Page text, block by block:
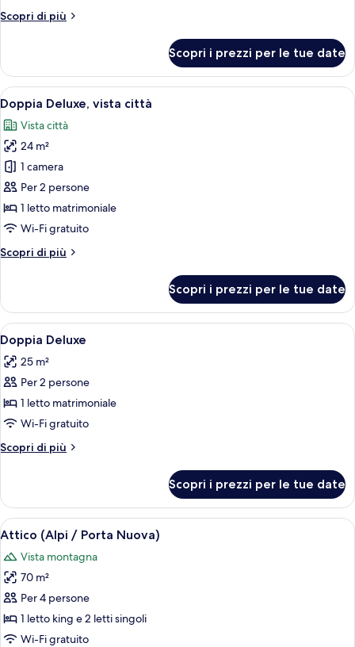
2
(with
1
Rollaway
Bed)
Scopri di più
Altri
Deluxe
con
2
letti
singoli
(with
Rollaway
Bed)
Scopri i prezzi per le tue date
Apri
tutte
le
foto
per
Doppia
Deluxe,
vista
Una camera d'albergo con un letto
6
Doppia Deluxe, vista città
Vista città
24 m²
1 camera
Per 2 persone
1 letto matrimoniale
Wi-Fi gratuito
Scopri di più
Altri
Deluxe,
vista
città
Scopri i prezzi per le tue date
Apri
tutte
le
foto
per
Doppia
Deluxe
Una camera d'albergo con un letto
6
Doppia Deluxe
25 m²
Per 2 persone
1 letto matrimoniale
Wi-Fi gratuito
Scopri di più
Altri
Deluxe
Scopri i prezzi per le tue date
Apri
tutte
le
foto
per
Attico
(Alpi
Una terrazza sul tetto con un tavolo
18
Attico (Alpi / Porta Nuova)
Vista montagna
70 m²
Per 4 persone
1 letto king e 2 letti singoli
Wi-Fi gratuito